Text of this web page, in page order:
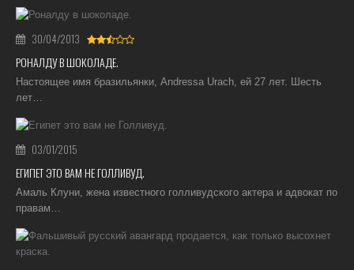
30/04/2013
РОНАЛДУ В ШОКОЛАДЕ.
Настоящее имя бразильянки, Andressa Urach, ей 27 лет. Шесть
лет…
03/01/2015
ЕГИПЕТ ЭТО ВАМ НЕ ГОЛЛИВУД.
Амаль Клуни, жена известного голливудского актера и адвокат по
правам…